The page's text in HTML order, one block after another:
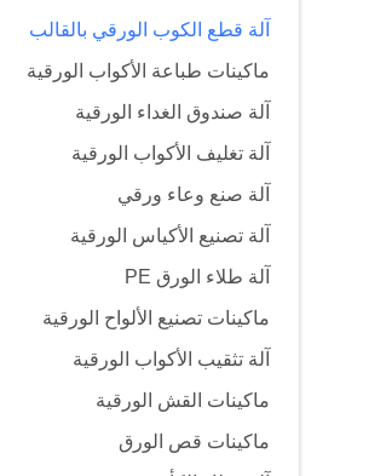
آلة قطع الكوب الورقي بالقالب
ماكينات طباعة الأكواب الورقية
آلة صندوق الغداء الورقية
آلة تغليف الأكواب الورقية
آلة صنع وعاء ورقي
آلة تصنيع الأكياس الورقية
آلة طلاء الورق PE
ماكينات تصنيع الألواح الورقية
آلة تثقيب الأكواب الورقية
ماكينات القش الورقية
ماكينات قص الورق